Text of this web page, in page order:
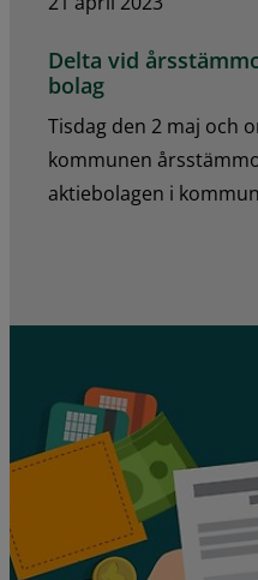
Delta vid
bolag
Tisdag den 2 maj och
kommunen
aktiebolagen i